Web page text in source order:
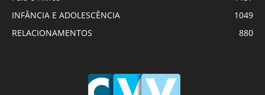
INFÂNCIA E ADOLESCÊNCIA
1049
RELACIONAMENTOS
880